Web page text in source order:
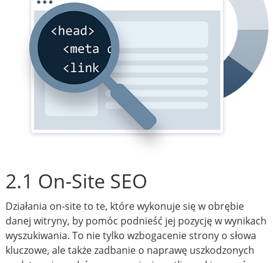
2.1 On-Site SEO
Działania on-site to te, które wykonuje się w obrębie
danej witryny, by pomóc podnieść jej pozycję w wynikach
wyszukiwania. To nie tylko wzbogacenie strony o słowa
kluczowe, ale także zadbanie o naprawę uszkodzonych